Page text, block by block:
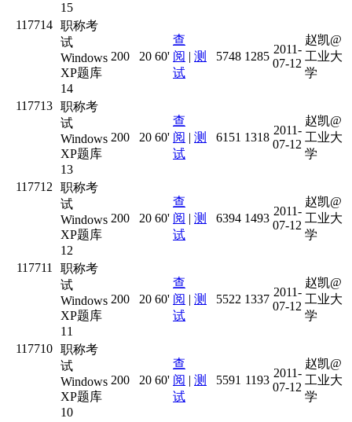
15
117714 职称考
试
Windows
XP题库
14
200 20 60'
查
阅 | 测
试
5748 1285
2011-
07-12
赵凯@
工业大
学
117713 职称考
试
Windows
XP题库
13
200 20 60'
查
阅 | 测
试
6151 1318
2011-
07-12
赵凯@
工业大
学
117712
职称考
试
Windows
XP题库
12
200 20 60'
查
阅 | 测
试
6394 1493
2011-
07-12
赵凯@
工业大
学
117711
职称考
试
Windows
XP题库
11
200 20 60'
查
阅 | 测
试
5522 1337
2011-
07-12
赵凯@
工业大
学
117710 职称考
试
Windows
XP题库
10
200 20 60'
查
阅 | 测
试
5591 1193
2011-
07-12
赵凯@
工业大
学